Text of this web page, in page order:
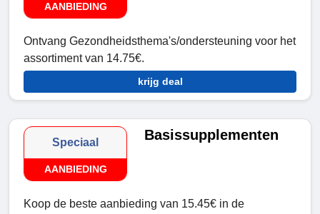
AANBIEDING
Ontvang Gezondheidsthema's/ondersteuning voor het
assortiment van 14.75€.
krijg deal
Speciaal
AANBIEDING
Basissupplementen
Koop de beste aanbieding van 15.45€ in de